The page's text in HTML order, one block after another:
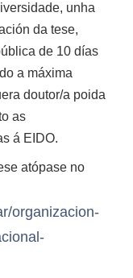
unha
da tese,
de 10 días
a máxima
doutor/a poida
as
á EIDO.
atópase no
organizacion-